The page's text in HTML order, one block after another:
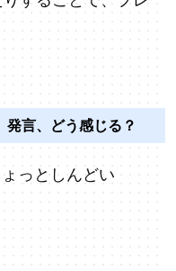
言、どう感じる？
っとしんどい